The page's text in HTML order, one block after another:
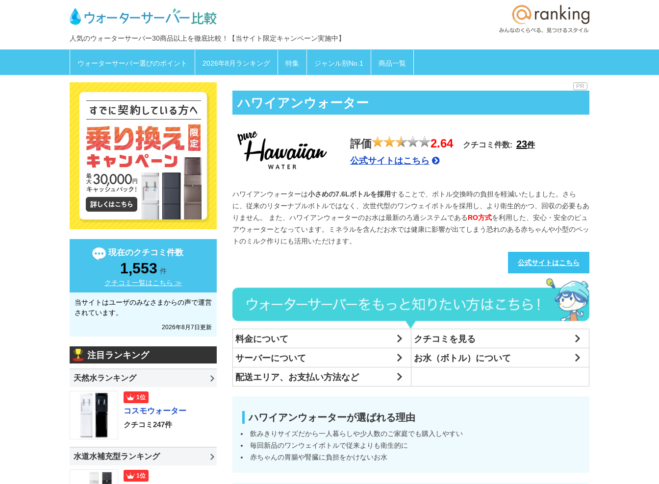
人気のウォーターサーバー30商品以上を徹底比較！【当サイト限定キャンペーン実施中】
ウォーターサーバー選びのポイント 2026年8月ランキング 特集 ジャンル別No.1 商品一覧
ハワイアンウォーター
評価 2.64 クチコミ件数: 23件
公式サイトはこちら
ハワイアンウォーターは小さめの7.6Lボトルを採用することで、ボトル交換時の負担を軽減いたしました。さら
に、従来のリターナブルボトルではなく、次世代型のワンウェイボトルを採用し、より衛生的かつ、回収の必要もあ
りません。 また、ハワイアンウォーターのお水は最新のろ過システムであるRO方式を利用した、安心・安全のピュ
アウォーターとなっています。ミネラルを含んだお水では健康に影響が出てしまう恐れのある赤ちゃんや小型のペッ
トのミルク作りにも活用いただけます。
公式サイトはこちら
料金について
クチコミを見る
サーバーについて
お水（ボトル）について
配送エリア、お支払い方法など
ハワイアンウォーターが選ばれる理由
飲みきりサイズだから一人暮らしや少人数のご家庭でも購入しやすい
毎回新品のワンウェイボトルで従来よりも衛生的に
赤ちゃんの胃腸や腎臓に負担をかけないお水
現在のクチコミ件数
1,553 件
クチコミ一覧はこちら ≫
当サイトはユーザのみなさまからの声で運営
されています。
2026年8月7日更新
注目ランキング
天然水ランキング
1位
コスモウォーター
クチコミ247件
水道水補充型ランキング
1位